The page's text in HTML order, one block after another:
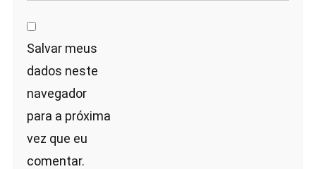
Salvar meus
dados neste
navegador
para a próxima
vez que eu
comentar.